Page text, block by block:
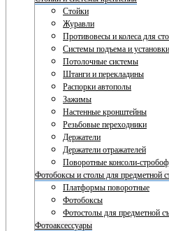
Стойки
Журавли
Противовесы и колеса для
Системы подъема и
Потолочные системы
Штанги и перекладины
Распорки автополы
Зажимы
Настенные кронштейны
Резьбовые переходники
Держатели
Держатели отражателей
Поворотные консоли-
Фотобоксы и столы для предметной
Платформы поворотные
Фотобоксы
Фотостолы для предметной
Фотоаксессуары